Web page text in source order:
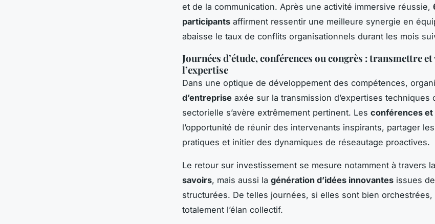
et de la communication. Après une activité immersive réussie,
participants affirment ressentir une meilleure synergie en
abaisse le taux de conflits organisationnels durant les mois
Journées d’étude, conférences ou congrès : transmettre
l’expertise
Dans une optique de développement des compétences,
d’entreprise axée sur la transmission d’expertises techniques
sectorielle s’avère extrêmement pertinent. Les conférences et
l’opportunité de réunir des intervenants inspirants, partager
pratiques et initier des dynamiques de réseautage proactives.
Le retour sur investissement se mesure notamment à travers la
savoirs, mais aussi la génération d’idées innovantes issues
structurées. De telles journées, si elles sont bien orchestrées,
totalement l’élan collectif.